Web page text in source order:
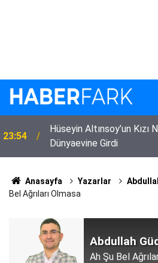
23:54
Hüseyin Altınsoy’un Kızı
Dünyaevine Girdi
Anasayfa Yazarlar
Bel Ağrıları Olmasa
Abdullah
Ah Şu Bel